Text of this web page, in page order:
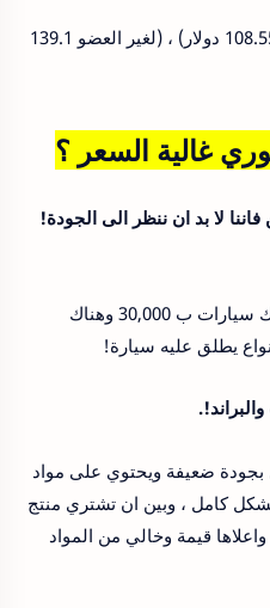
كريم جيمبيوري : (للعضو 108.55 دولار) ، (لغير العضو 139.1
غالية السعر ؟
لا بد ان ننظر الى الجودة!
هناك سيارات ب 3000 دولار وهناك سيارات ب 30,000 وهناك
ضعيفة ويحتوي على مواد
كامل ، وبين ان تشتري منتج
قيمة وخالي من المواد